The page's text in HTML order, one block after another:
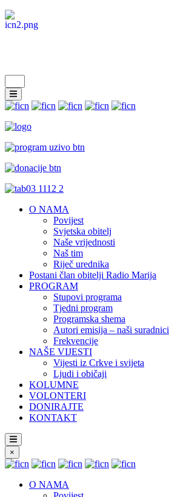
O NAMA
Povijest
Svjetska obitelj
Naše vrijednosti
Naš tim
Riječ urednika
Postani član obitelji Radio Marija
PROGRAM
Stupovi programa
Tjedni program
Programska shema
Autori emisija – naši suradnici
Frekvencije
NAŠE VIJESTI
Vijesti iz Crkve i svijeta
Ljudi i običaji
KOLUMNE
VOLONTERI
DONIRAJTE
KONTAKT
×
O NAMA